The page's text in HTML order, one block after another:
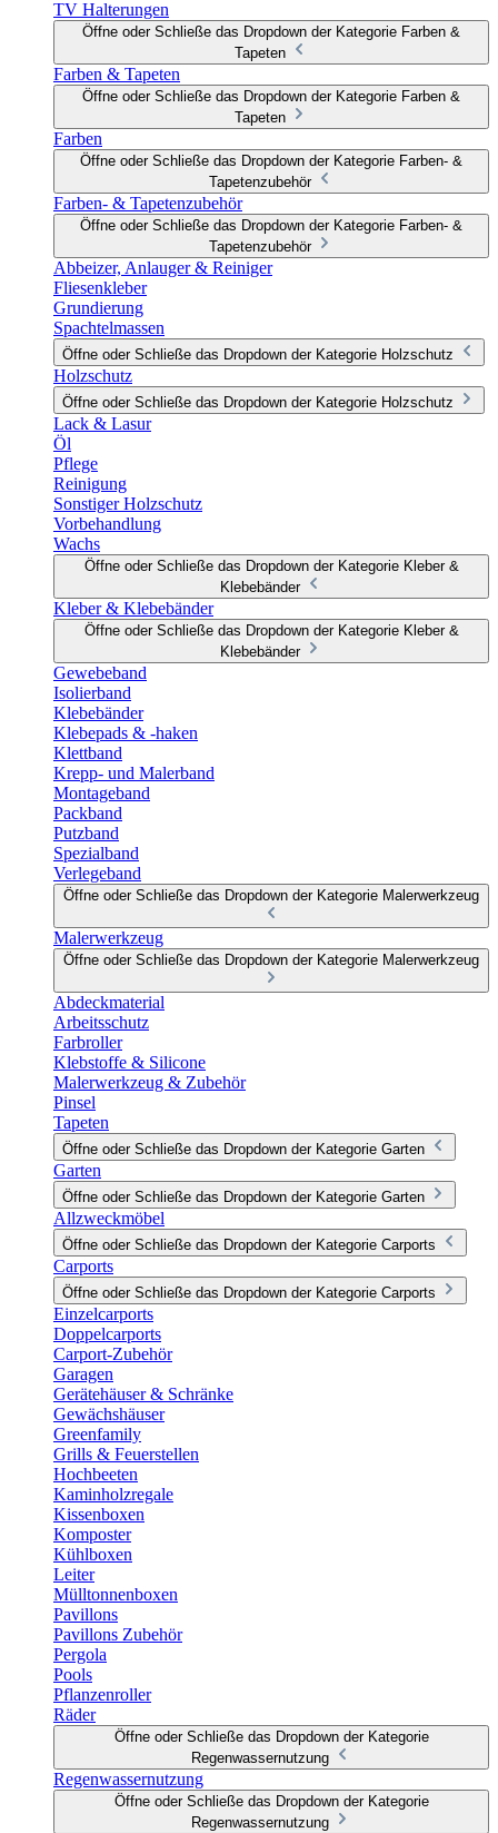
TV Halterungen
Öffne oder Schließe das Dropdown der Kategorie Farben &
Tapeten
Farben & Tapeten
Öffne oder Schließe das Dropdown der Kategorie Farben &
Tapeten
Farben
Öffne oder Schließe das Dropdown der Kategorie Farben- &
Tapetenzubehör
Farben- & Tapetenzubehör
Öffne oder Schließe das Dropdown der Kategorie Farben- &
Tapetenzubehör
Abbeizer, Anlauger & Reiniger
Fliesenkleber
Grundierung
Spachtelmassen
Öffne oder Schließe das Dropdown der Kategorie Holzschutz
Holzschutz
Öffne oder Schließe das Dropdown der Kategorie Holzschutz
Lack & Lasur
Öl
Pflege
Reinigung
Sonstiger Holzschutz
Vorbehandlung
Wachs
Öffne oder Schließe das Dropdown der Kategorie Kleber &
Klebebänder
Kleber & Klebebänder
Öffne oder Schließe das Dropdown der Kategorie Kleber &
Klebebänder
Gewebeband
Isolierband
Klebebänder
Klebepads & -haken
Klettband
Krepp- und Malerband
Montageband
Packband
Putzband
Spezialband
Verlegeband
Öffne oder Schließe das Dropdown der Kategorie Malerwerkzeug
Malerwerkzeug
Öffne oder Schließe das Dropdown der Kategorie Malerwerkzeug
Abdeckmaterial
Arbeitsschutz
Farbroller
Klebstoffe & Silicone
Malerwerkzeug & Zubehör
Pinsel
Tapeten
Öffne oder Schließe das Dropdown der Kategorie Garten
Garten
Öffne oder Schließe das Dropdown der Kategorie Garten
Allzweckmöbel
Öffne oder Schließe das Dropdown der Kategorie Carports
Carports
Öffne oder Schließe das Dropdown der Kategorie Carports
Einzelcarports
Doppelcarports
Carport-Zubehör
Garagen
Gerätehäuser & Schränke
Gewächshäuser
Greenfamily
Grills & Feuerstellen
Hochbeeten
Kaminholzregale
Kissenboxen
Komposter
Kühlboxen
Leiter
Mülltonnenboxen
Pavillons
Pavillons Zubehör
Pergola
Pools
Pflanzenroller
Räder
Öffne oder Schließe das Dropdown der Kategorie
Regenwassernutzung
Regenwassernutzung
Öffne oder Schließe das Dropdown der Kategorie
Regenwassernutzung